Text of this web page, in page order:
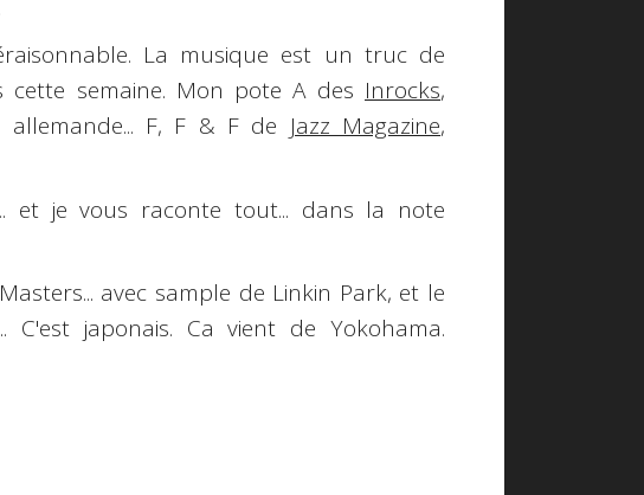
La musique est un truc de
cette semaine. Mon pote A des Inrocks,
F, F & F de Jazz Magazine,
et je vous raconte tout... dans la note
... avec sample de Linkin Park, et le
C'est japonais. Ca vient de Yokohama.